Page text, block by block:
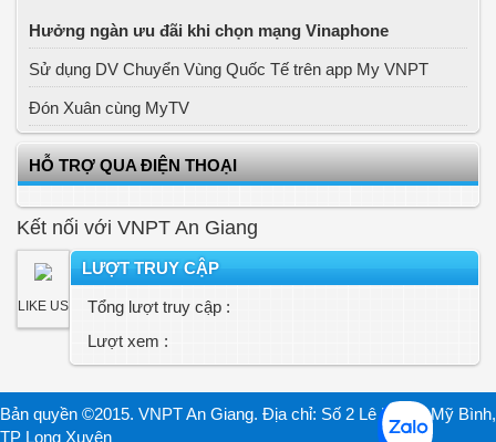
Hưởng ngàn ưu đãi khi chọn mạng Vinaphone
Sử dụng DV Chuyển Vùng Quốc Tế trên app My VNPT
Đón Xuân cùng MyTV
HỖ TRỢ QUA ĐIỆN THOẠI
Kết nối với VNPT An Giang
LIKE US
LƯỢT TRUY CẬP
Tổng lượt truy cập :
Lượt xem :
Bản quyền ©2015. VNPT An Giang. Địa chỉ: Số 2 Lê Lợi, P. Mỹ Bình,
TP Long Xuyên